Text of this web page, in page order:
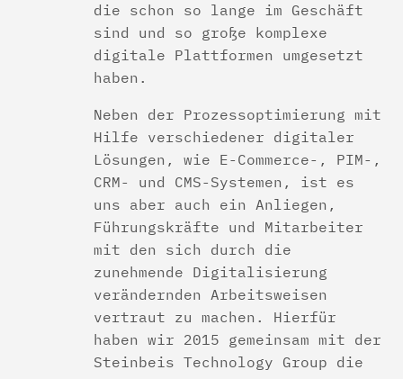
die schon so lange im Geschäft
sind und so große komplexe
digitale Plattformen umgesetzt
haben.
Neben der Prozessoptimierung mit
Hilfe verschiedener digitaler
Lösungen, wie E-Commerce-, PIM-,
CRM- und CMS-Systemen, ist es
uns aber auch ein Anliegen,
Führungskräfte und Mitarbeiter
mit den sich durch die
zunehmende Digitalisierung
verändernden Arbeitsweisen
vertraut zu machen. Hierfür
haben wir 2015 gemeinsam mit der
Steinbeis Technology Group die